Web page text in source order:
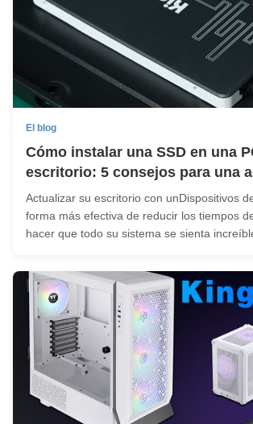
El blog
Cómo instalar una SSD en una
escritorio: 5 consejos para una
sin problemas
Actualizar su escritorio con unDispositivos
forma más efectiva de reducir los tiempos
hacer que todo su sistema se sienta
exactamente cómo instalar su nueva
cabeza: ...